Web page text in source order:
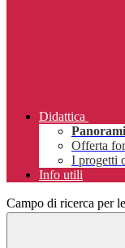
Didattica
Offerta
I progetti
Info utili
Campo di ricerca per